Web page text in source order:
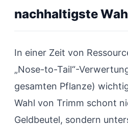
nachhaltigste
In einer Zeit von
„Nose-to-Tail“-
gesamten Pflanze)
Wahl von Trimm schont
Geldbeutel, sondern